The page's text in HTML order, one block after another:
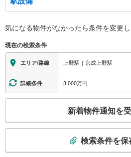
京成線、不忍池、中央通り（広小路）、西郷
税務署、上野労働基準監督署、東大病院、ア
中央改札（ＪＲ）
野１～３丁目方面、昭和通り、中央通り（広
署、台東区役所、東京地下鉄株式会社ビル、
番、アトレ上野
入谷改札（ＪＲ）
上野７丁目方面、東上野４～６丁目方面、下
野消防署、上野警察署、台東区役所
バスのりば、タクシーのりば、上野公園、上
森美術館、国立西洋美術館、東京国立博物館
館、東京藝術大学、旧東京音楽学校奏楽堂
１出口
※段差なしでの移動経路
【ＪＲ東日本】：○
【東京メトロ】
［銀座線］：○
［日比谷線］：○
エレベータ
【ＪＲ】
・Ｂ３Ｆコンコース⇔新幹線乗換口改札
・１～１２番線ホーム⇔公園口通路
気になる物件がなかったら条件を変更し
現在の検索条件
エリア/路線 上野駅｜京成上野駅
詳細条件 3,000万円
検
新着物件通知を
検索条件を保